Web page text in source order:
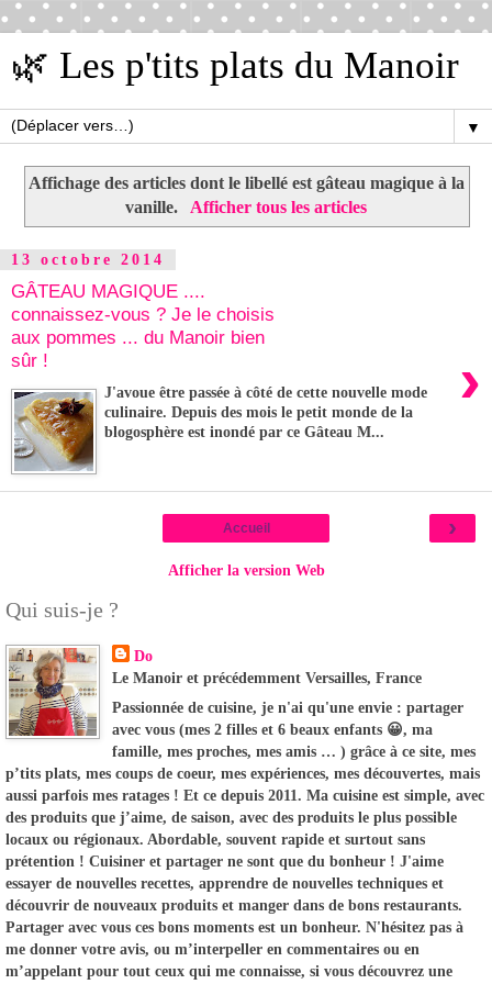
🌿 Les p'tits plats du Manoir
▼
Affichage des articles dont le libellé est gâteau magique à la
vanille. Afficher tous les articles
13 octobre 2014
GÂTEAU MAGIQUE ....
connaissez-vous ? Je le choisis
aux pommes ... du Manoir bien
sûr !
›
J'avoue être passée à côté de cette nouvelle mode
culinaire. Depuis des mois le petit monde de la
blogosphère est inondé par ce Gâteau M...
›
Accueil
Afficher la version Web
Qui suis-je ?
Do
Le Manoir et précédemment Versailles, France
Passionnée de cuisine, je n'ai qu'une envie : partager
avec vous (mes 2 filles et 6 beaux enfants 😀, ma
famille, mes proches, mes amis … ) grâce à ce site, mes
p’tits plats, mes coups de coeur, mes expériences, mes découvertes, mais
aussi parfois mes ratages ! Et ce depuis 2011. Ma cuisine est simple, avec
des produits que j’aime, de saison, avec des produits le plus possible
locaux ou régionaux. Abordable, souvent rapide et surtout sans
prétention ! Cuisiner et partager ne sont que du bonheur ! J'aime
essayer de nouvelles recettes, apprendre de nouvelles techniques et
découvrir de nouveaux produits et manger dans de bons restaurants.
Partager avec vous ces bons moments est un bonheur. N'hésitez pas à
me donner votre avis, ou m’interpeller en commentaires ou en
m’appelant pour tout ceux qui me connaisse, si vous découvrez une